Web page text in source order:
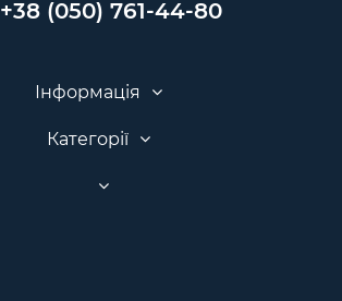
+38 (050) 761-44-80
Інформація
Категорії